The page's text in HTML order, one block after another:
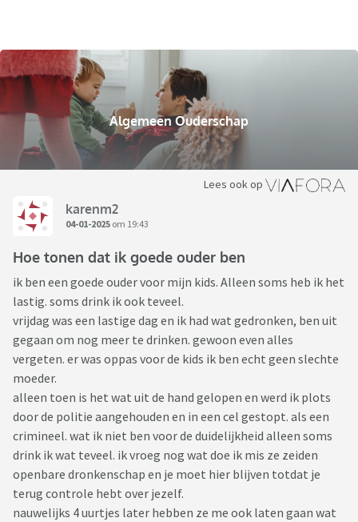
Algemeen Ouderschap
Lees ook op
karenm2
04-01-2025 om 19:43
Hoe tonen dat ik goede ouder ben
ik ben een goede ouder voor mijn kids. Alleen soms heb ik het
lastig. soms drink ik ook teveel.
vrijdag was een lastige dag en ik had wat gedronken, ben uit
gegaan om nog meer te drinken. gewoon even alles
vergeten. er was oppas voor de kids ik ben echt geen slechte
moeder.
alleen toen is het wat uit de hand gelopen en werd ik plots
door de politie aangehouden en in een cel gestopt. als een
crimineel. wat ik niet ben voor de duidelijkheid alleen soms
drink ik wat teveel. ik vroeg nog wat doe ik mis ze zeiden
openbare dronkenschap en je moet hier blijven totdat je
terug controle hebt over jezelf.
nauwelijks 4 uurtjes later hebben ze me ook laten gaan wat